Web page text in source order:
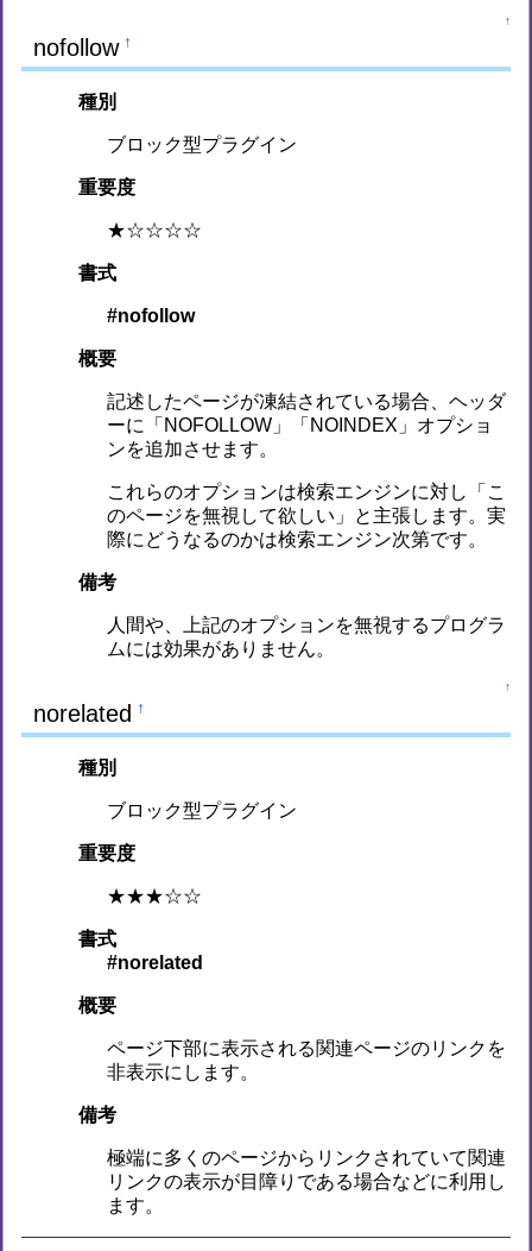
↑
nofollow †
種別
ブロック型プラグイン
重要度
★☆☆☆☆
書式
#nofollow
概要
記述したページが凍結されている場合、ヘッダ
ーに「NOFOLLOW」「NOINDEX」オプショ
ンを追加させます。
これらのオプションは検索エンジンに対し「こ
のページを無視して欲しい」と主張します。実
際にどうなるのかは検索エンジン次第です。
備考
人間や、上記のオプションを無視するプログラ
ムには効果がありません。
↑
norelated †
種別
ブロック型プラグイン
重要度
★★★☆☆
書式
#norelated
概要
ページ下部に表示される関連ページのリンクを
非表示にします。
備考
極端に多くのページからリンクされていて関連
リンクの表示が目障りである場合などに利用し
ます。